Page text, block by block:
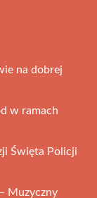
na dobrej
w ramach
Święta Policji
Muzyczny